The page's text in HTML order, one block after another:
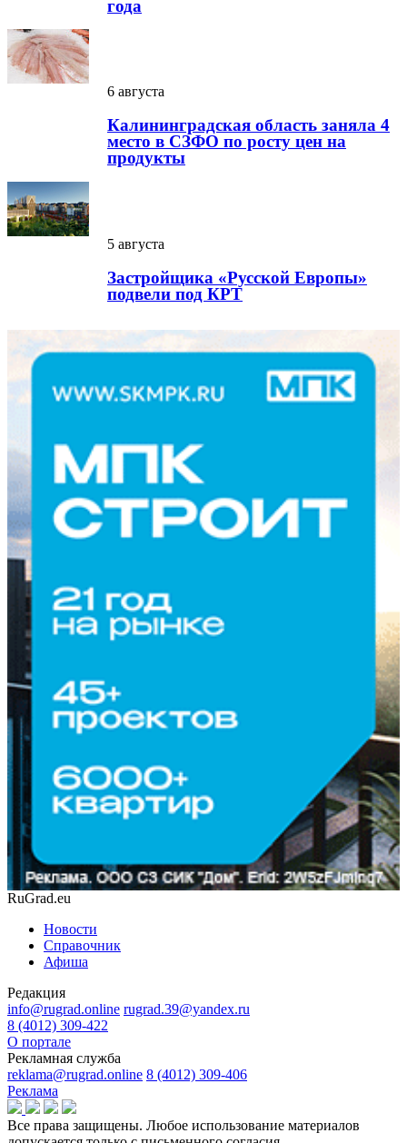
года
6 августа
Калининградская область заняла 4
место в СЗФО по росту цен на
продукты
5 августа
Застройщика «Русской Европы»
подвели под КРТ
RuGrad.eu
Новости
Справочник
Афиша
Редакция
info@rugrad.online rugrad.39@yandex.ru
8 (4012) 309-422
О портале
Рекламная служба
reklama@rugrad.online 8 (4012) 309-406
Реклама
Все права защищены. Любое использование материалов